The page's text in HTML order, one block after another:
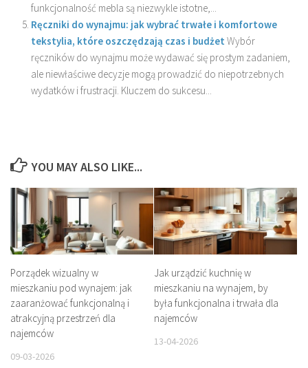
funkcjonalność mebla są niezwykle istotne,...
Ręczniki do wynajmu: jak wybrać trwałe i komfortowe
tekstylia, które oszczędzają czas i budżet Wybór
ręczników do wynajmu może wydawać się prostym zadaniem,
ale niewłaściwe decyzje mogą prowadzić do niepotrzebnych
wydatków i frustracji. Kluczem do sukcesu...
YOU MAY ALSO LIKE...
Porządek wizualny w
mieszkaniu pod wynajem: jak
zaaranżować funkcjonalną i
atrakcyjną przestrzeń dla
najemców
09-03-2026
Jak urządzić kuchnię w
mieszkaniu na wynajem, by
była funkcjonalna i trwała dla
najemców
13-04-2026